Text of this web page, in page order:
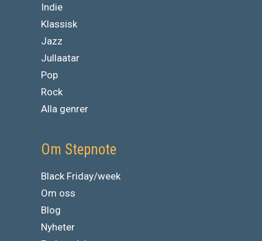
Indie
Klassisk
Jazz
Jullaatar
Pop
Rock
Alla genrer
Om Stepnote
Black Friday/week
Om oss
Blog
Nyheter